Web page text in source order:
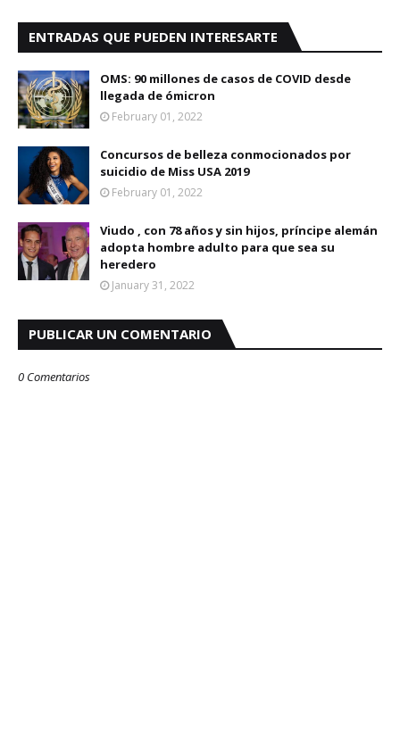
ENTRADAS QUE PUEDEN INTERESARTE
OMS: 90 millones de casos de COVID desde
llegada de ómicron
February 01, 2022
Concursos de belleza conmocionados por
suicidio de Miss USA 2019
February 01, 2022
Viudo , con 78 años y sin hijos, príncipe alemán
adopta hombre adulto para que sea su
heredero
January 31, 2022
PUBLICAR UN COMENTARIO
0 Comentarios